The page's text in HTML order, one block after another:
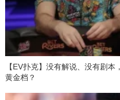
【EV扑克】没有解说、没有剧
黄金档？